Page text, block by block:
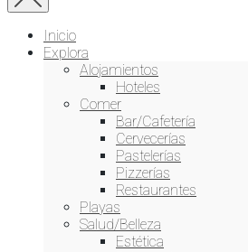
Inicio
Explora
Alojamientos
Hoteles
Comer
Bar/Cafetería
Cervecerías
Pastelerías
Pizzerías
Restaurantes
Playas
Salud/Belleza
Estética